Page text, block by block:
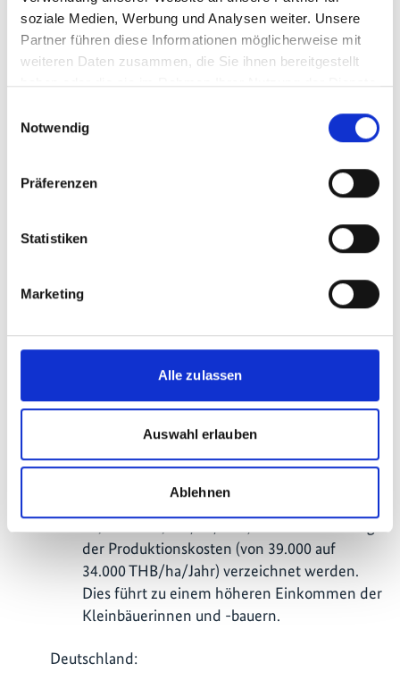
soziale Medien, Werbung und Analysen weiter. Unsere
Partner führen diese Informationen möglicherweise mit
weiteren Daten zusammen, die Sie ihnen bereitgestellt
haben oder die sie im Rahmen Ihrer Nutzung der Dienste
Notwendig
Präferenzen
Statistiken
Marketing
Alle zulassen
Auswahl erlauben
Ablehnen
Mittels des projekteigenen
Trainingsprogramms TOPSA wurden
kleinbäuerliche Plantagenbesitzerinnen und
klimafreundlichen Ölpalmanbau geschult.
Bis August 2022 sind rund 22.000 Teilnahmen
47% der Teilnehmenden sind weiblich.
Palmölerzeuger entwickelten App i-PALM,
ihre Erträge zu steigern, Ressourcen zu
lokales Unternehmen, welches das TOPSA-
2022 eine Absichtserklärung zur
klimafreundlichen Palmölproduktion in
Thailand.
Durch die Einrichtung von 15
Demonstrationsflächen in drei Provinzen
konnte eine Steigerung der Ernteerträge (von
der Produktionskosten (von 39.000 auf
34.000 THB/ha/Jahr) verzeichnet werden.
Dies führt zu einem höheren Einkommen der
Kleinbäuerinnen und -bauern.
Deutschland: